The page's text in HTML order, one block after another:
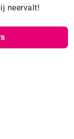
neervalt!